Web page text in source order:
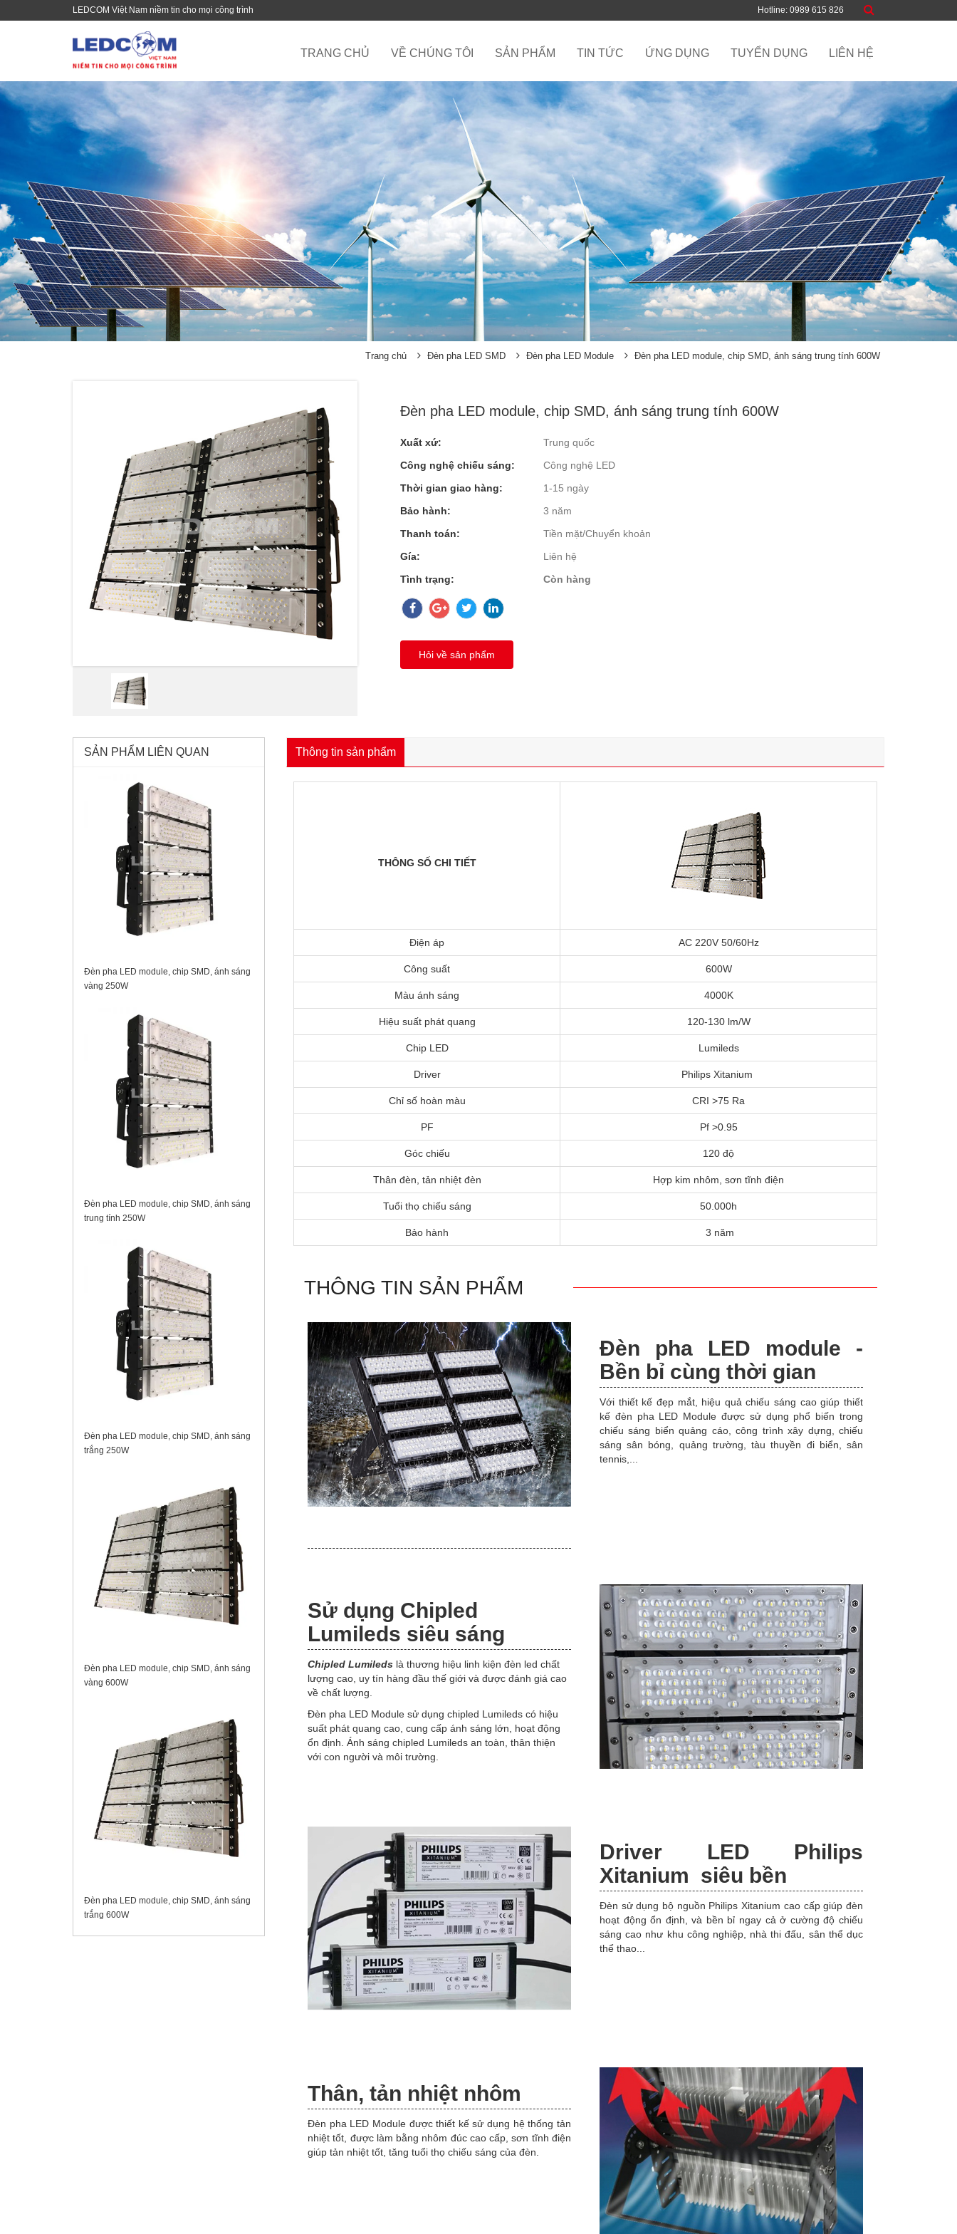
LEDCOM Việt Nam niềm tin cho mọi công trình Hotline: 0989 615 826
TRANG CHỦ VỀ CHÚNG TÔI SẢN PHẨM TIN TỨC ỨNG DỤNG TUYỂN DỤNG LIÊN HỆ
Trang chủ Đèn pha LED SMD Đèn pha LED Module Đèn pha LED module, chip SMD, ánh sáng trung tính 600W
Đèn pha LED module, chip SMD, ánh sáng trung tính 600W
Xuất xứ:
Trung quốc
Công nghệ chiếu sáng:
Công nghệ LED
Thời gian giao hàng:
1-15 ngày
Bảo hành:
3 năm
Thanh toán:
Tiền mặt/Chuyển khoản
Gía:
Liên hệ
Tình trạng:
Còn hàng
Hỏi về sản phẩm
SẢN PHẨM LIÊN QUAN
Đèn pha LED module, chip SMD, ánh sáng
vàng 250W
Đèn pha LED module, chip SMD, ánh sáng
trung tính 250W
Đèn pha LED module, chip SMD, ánh sáng
trắng 250W
Đèn pha LED module, chip SMD, ánh sáng
vàng 600W
Đèn pha LED module, chip SMD, ánh sáng
trắng 600W
Thông tin sản phẩm
THÔNG SỐ CHI TIẾT
Điện áp AC 220V 50/60Hz
Công suất 600W
Màu ánh sáng 4000K
Hiệu suất phát quang 120-130 lm/W
Chip LED Lumileds
Driver Philips Xitanium
Chỉ số hoàn màu CRI >75 Ra
PF Pf >0.95
Góc chiếu 120 độ
Thân đèn, tản nhiệt đèn Hợp kim nhôm, sơn tĩnh điện
Tuổi thọ chiếu sáng 50.000h
Bảo hành 3 năm
THÔNG TIN SẢN PHẨM
Đèn pha LED module -
Bền bỉ cùng thời gian
Với thiết kế đẹp mắt, hiệu quả chiếu sáng cao giúp thiết
kế đèn pha LED Module được sử dụng phổ biến trong
chiếu sáng biển quảng cáo, công trình xây dựng, chiếu
sáng sân bóng, quảng trường, tàu thuyền đi biển, sân
tennis,...
Sử dụng Chipled
Lumileds siêu sáng
Chipled Lumileds là thương hiệu linh kiện đèn led chất
lượng cao, uy tín hàng đầu thế giới và được đánh giá cao
về chất lượng.
Đèn pha LED Module sử dụng chipled Lumileds có hiệu
suất phát quang cao, cung cấp ánh sáng lớn, hoạt động
ổn định. Ánh sáng chipled Lumileds an toàn, thân thiện
với con người và môi trường.
Driver LED Philips
Xitanium siêu bền
Đèn sử dụng bộ nguồn Philips Xitanium cao cấp giúp đèn
hoạt động ổn định, và bền bỉ ngay cả ở cường độ chiếu
sáng cao như khu công nghiệp, nhà thi đấu, sân thể dục
thể thao...
Thân, tản nhiệt nhôm
Đèn pha LED Module được thiết kế sử dụng hệ thống tản
nhiệt tốt, được làm bằng nhôm đúc cao cấp, sơn tĩnh điện
giúp tản nhiệt tốt, tăng tuổi thọ chiếu sáng của đèn.